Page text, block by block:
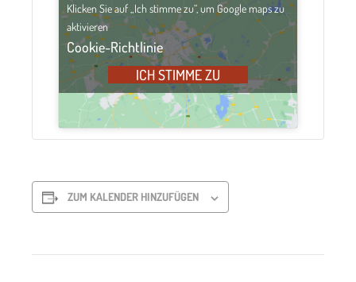
Klicken Sie auf „Ich stimme zu“, um Google maps zu
aktivieren
Cookie-Richtlinie
ICH STIMME ZU
ZUM KALENDER HINZUFÜGEN